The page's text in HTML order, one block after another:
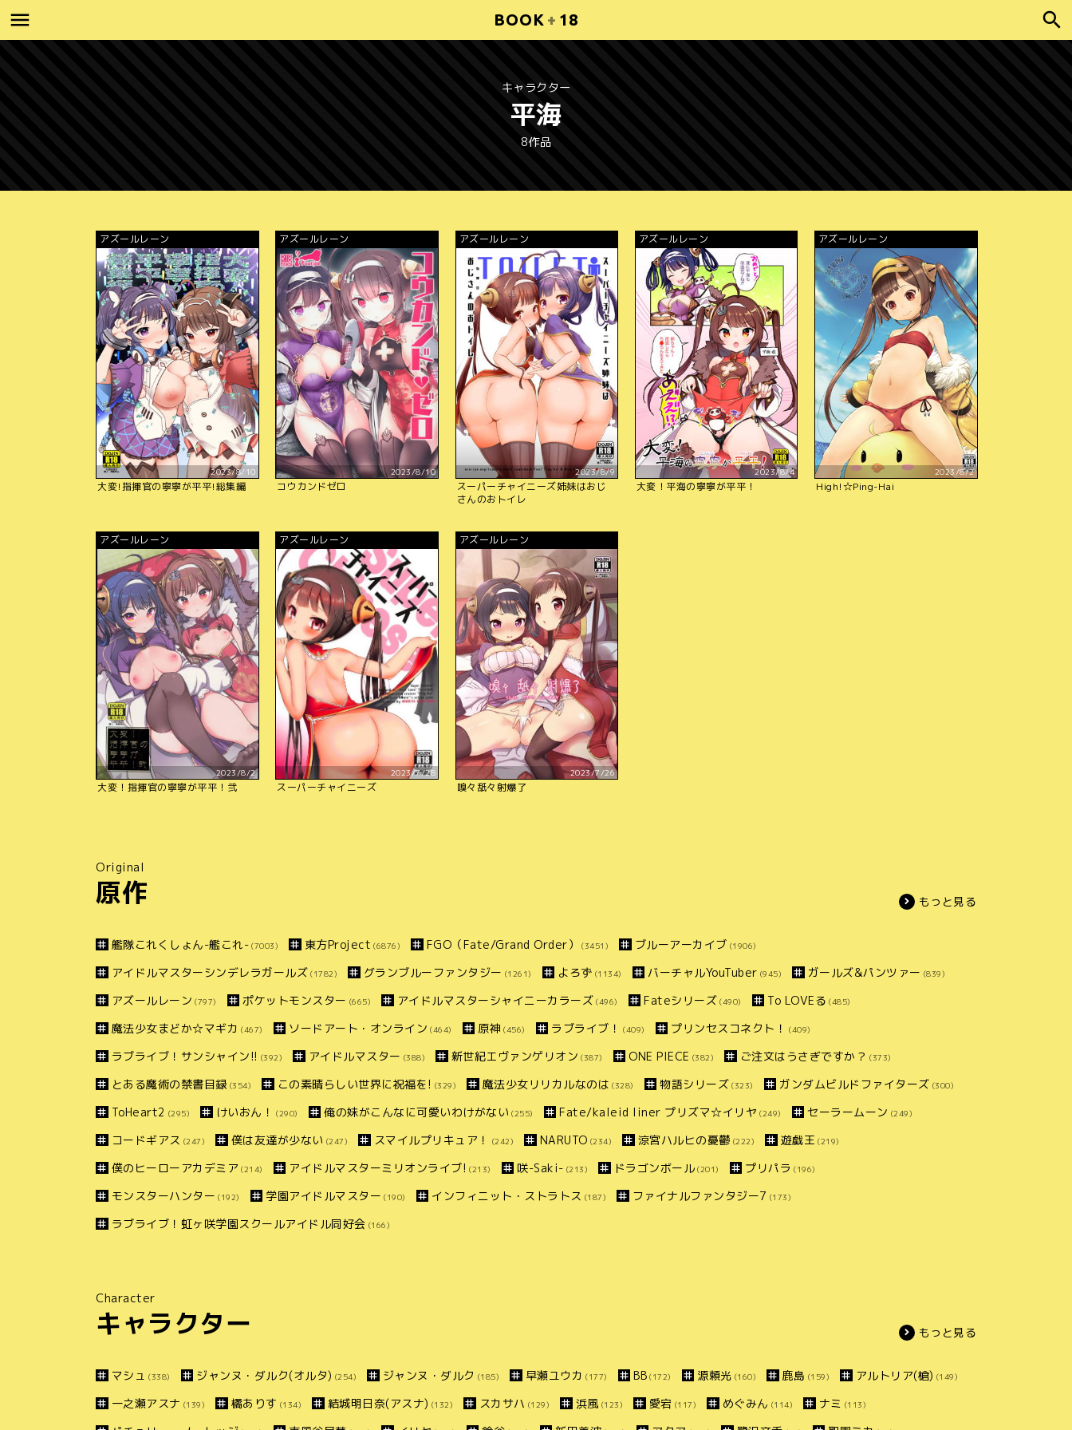
BOOK + 18
キャラクター
平海
8作品
アズールレーン
2023/8/10
大変!指揮官の寧寧が平平!総集編
アズールレーン
2023/8/10
コウカンドゼロ
アズールレーン
2023/8/9
スーパーチャイニーズ姉妹はおじ
さんのおトイレ
アズールレーン
2023/8/4
大変！平海の寧寧が平平！
アズールレーン
2023/8/2
High!☆Ping-Hai
アズールレーン
2023/8/2
大変！指揮官の寧寧が平平！弐
アズールレーン
2023/7/28
スーパーチャイニーズ
アズールレーン
2023/7/26
嗅々舐々射爆了
Original
原作 もっと見る
艦隊これくしょん-艦これ- (7003) 東方Project (6876) FGO（Fate/Grand Order） (3451) ブルーアーカイブ (1906)
アイドルマスターシンデレラガールズ (1782) グランブルーファンタジー (1261) よろず (1134) バーチャルYouTuber (945) ガールズ&パンツァー (839)
アズールレーン (797) ポケットモンスター (665) アイドルマスターシャイニーカラーズ (496) Fateシリーズ (490) To LOVEる (485)
魔法少女まどか☆マギカ (467) ソードアート・オンライン (464) 原神 (456) ラブライブ！ (409) プリンセスコネクト！ (409)
ラブライブ！サンシャイン!! (392) アイドルマスター (388) 新世紀エヴァンゲリオン (387) ONE PIECE (382) ご注文はうさぎですか？ (373)
とある魔術の禁書目録 (354) この素晴らしい世界に祝福を! (329) 魔法少女リリカルなのは (328) 物語シリーズ (323) ガンダムビルドファイターズ (300)
ToHeart2 (295) けいおん！ (290) 俺の妹がこんなに可愛いわけがない (255) Fate/kaleid liner プリズマ☆イリヤ (249) セーラームーン (249)
コードギアス (247) 僕は友達が少ない (247) スマイルプリキュア！ (242) NARUTO (234) 涼宮ハルヒの憂鬱 (222) 遊戯王 (219)
僕のヒーローアカデミア (214) アイドルマスターミリオンライブ! (213) 咲-Saki- (213) ドラゴンボール (201) プリパラ (196)
モンスターハンター (192) 学園アイドルマスター (190) インフィニット・ストラトス (187) ファイナルファンタジー7 (173)
ラブライブ！虹ヶ咲学園スクールアイドル同好会 (166)
Character
キャラクター もっと見る
マシュ (338) ジャンヌ・ダルク(オルタ) (254) ジャンヌ・ダルク (185) 早瀬ユウカ (177) BB (172) 源頼光 (160) 鹿島 (159) アルトリア(槍) (149)
一之瀬アスナ (139) 橘ありす (134) 結城明日奈(アスナ) (132) スカサハ (129) 浜風 (123) 愛宕 (117) めぐみん (114) ナミ (113)